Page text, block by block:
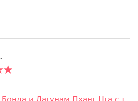
К острову Джеймса Бонда и Лагунам Пханг Нга с трансфером и билетами